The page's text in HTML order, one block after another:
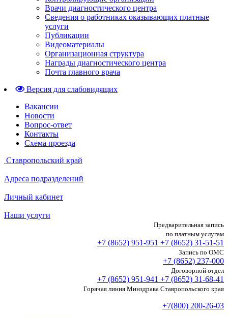
Врачи диагностического центра
Сведения о работниках оказывающих платные
услуги
Публикации
Видеоматериалы
Организационная структура
Награды диагностического центра
Почта главного врача
Версия для слабовидящих
Вакансии
Новости
Вопрос-ответ
Контакты
Схема проезда
Ставропольский край
Адреса подразделений
Личный кабинет
Наши услуги
Предварительная запись
по платным услугам
+7 (8652) 951-951 +7 (8652) 31-51-51
Запись по ОМС
+7 (8652) 237-000
Договорной отдел
+7 (8652) 951-941 +7 (8652) 31-68-41
Горячая линия Минздрава Ставропольского края
+7(800) 200-26-03